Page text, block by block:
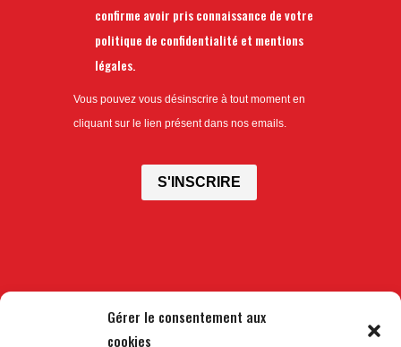
Gérer le consentement aux
cookies
confirme avoir pris connaissance de votre
politique de confidentialité et mentions
légales.
Vous pouvez vous désinscrire à tout moment en
cliquant sur le lien présent dans nos emails.
S'INSCRIRE